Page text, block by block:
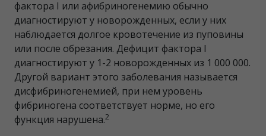
фактора I или афибриногенемию обычно
диагностируют у новорожденных, если у них
наблюдается долгое кровотечение из пуповины
или после обрезания. Дефицит фактора I
диагностируют у 1-2 новорожденных из 1 000 000.
Другой вариант этого заболевания называется
дисфибриногенемией, при нем уровень
фибриногена соответствует норме, но его
функция нарушена.2